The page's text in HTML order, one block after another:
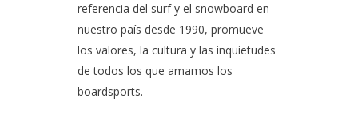
referencia del surf y el snowboard en
nuestro país desde 1990, promueve
los valores, la cultura y las inquietudes
de todos los que amamos los
boardsports.